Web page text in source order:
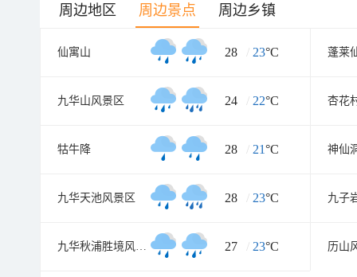
周边地区 周边景点 周边乡镇
仙寓山 28 / 23°C 蓬莱
九华山风景区 24 / 22°C 杏花
牯牛降 28 / 21°C 神仙
九华天池风景区 28 / 23°C 九子
九华秋浦胜境风景区 27 / 23°C 历山